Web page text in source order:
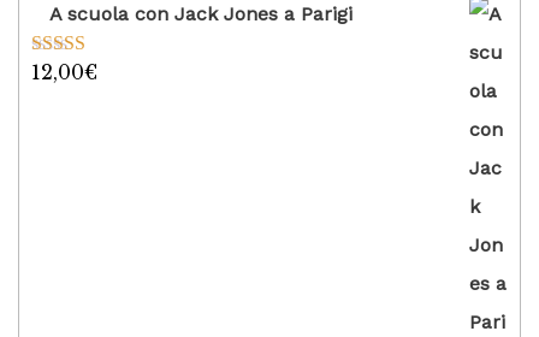
A scuola con Jack Jones a Parigi
Valutato
12,00€